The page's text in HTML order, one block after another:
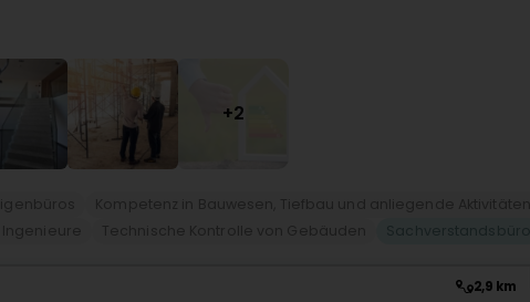
+2
2,9 km